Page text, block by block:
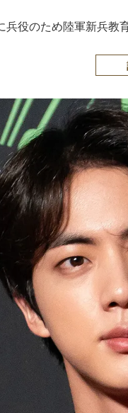
兵役のため陸軍新兵教